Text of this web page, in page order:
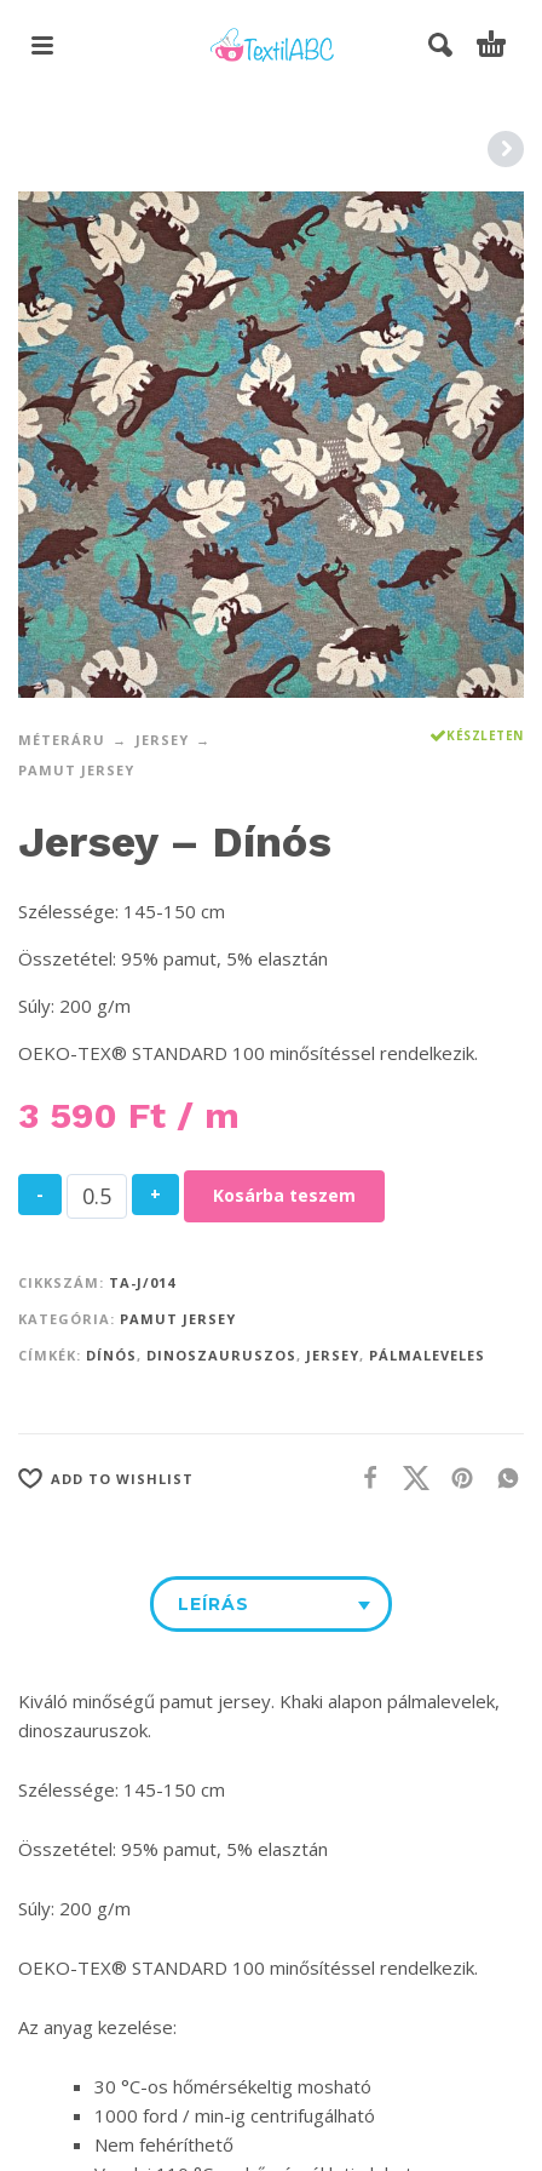
MÉTERÁRU
JERSEY
PAMUT JERSEY
KÉSZLETEN
Jersey – Dínós
Szélessége: 145-150 cm
Összetétel: 95% pamut, 5% elasztán
Súly: 200 g/m
OEKO-TEX® STANDARD 100 minősítéssel rendelkezik.
3 590 Ft / m
- + Kosárba teszem
CIKKSZÁM: TA-J/014
KATEGÓRIA: PAMUT JERSEY
CÍMKÉK: DÍNÓS , DINOSZAURUSZOS , JERSEY, PÁLMALEVELES
ADD TO WISHLIST
LEÍRÁS
Kiváló minőségű pamut jersey. Khaki alapon pálmalevelek,
dinoszauruszok.
Szélessége: 145-150 cm
Összetétel: 95% pamut, 5% elasztán
Súly: 200 g/m
OEKO-TEX® STANDARD 100 minősítéssel rendelkezik.
Az anyag kezelése:
30 °C-os hőmérsékeltig mosható
1000 ford / min-ig centrifugálható
Nem fehéríthető